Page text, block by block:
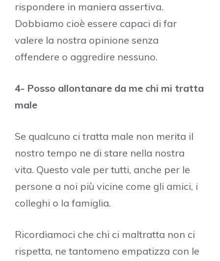
rispondere in maniera assertiva.
Dobbiamo cioè essere capaci di far
valere la nostra opinione senza
offendere o aggredire nessuno.
4- Posso allontanare da me chi mi tratta
male
Se qualcuno ci tratta male non merita il
nostro tempo ne di stare nella nostra
vita. Questo vale per tutti, anche per le
persone a noi più vicine come gli amici, i
colleghi o la famiglia.
Ricordiamoci che chi ci maltratta non ci
rispetta, ne tantomeno empatizza con le